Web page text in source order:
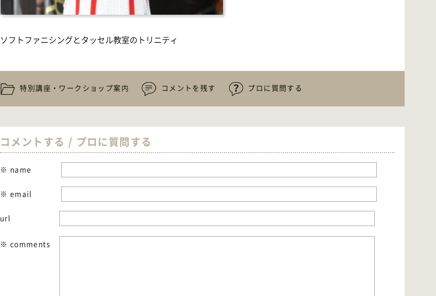
ソフトファニシングとタッセル教室のトリニティ
特別講座・ワークショップ案内 コメントを残す プロに質問する
コメントする / プロに質問する
※ name
※ email
url
※ comments